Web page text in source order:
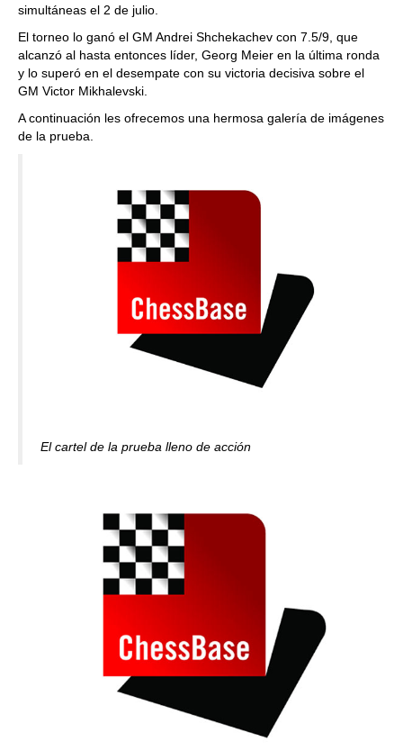
simultáneas el 2 de julio
El torneo lo ganó el GM Andrei Shchekachev con 7.5/9, que
alcanzó al hasta entonces líder, Georg Meier en la última ronda
y lo superó en el desempate con su victoria decisiva sobre el
GM Victor Mikhalevski.
A continuación les ofrecemos una hermosa galería de imágenes
de la prueba
El cartel de la prueba lleno de acción